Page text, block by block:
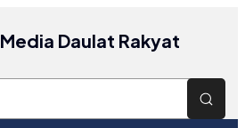
Media Daulat Rakyat